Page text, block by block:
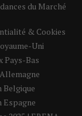
du Marché
& Cookies
Uni
Pays-Bas
Belgique
Espagne